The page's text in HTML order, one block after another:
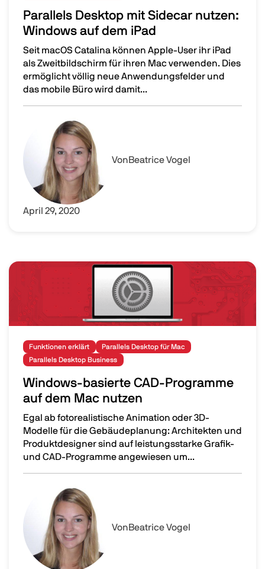
Parallels Desktop mit Sidecar nutzen:
Windows auf dem iPad
Seit macOS Catalina können Apple-User ihr iPad
als Zweitbildschirm für ihren Mac verwenden. Dies
ermöglicht völlig neue Anwendungsfelder und
das mobile Büro wird damit...
Parallels Desktop mit Sidecar nutzen: Windows auf dem
VonBeatrice Vogel
April 29, 2020
Image
Funktionen erklärt
Parallels Desktop für Mac
Parallels Desktop Business
Windows-basierte CAD-Programme
auf dem Mac nutzen
Egal ab fotorealistische Animation oder 3D-
Modelle für die Gebäudeplanung: Architekten und
Produktdesigner sind auf leistungsstarke Grafik-
und CAD-Programme angewiesen um...
Windows-basierte CAD-Programme auf dem Mac
VonBeatrice Vogel